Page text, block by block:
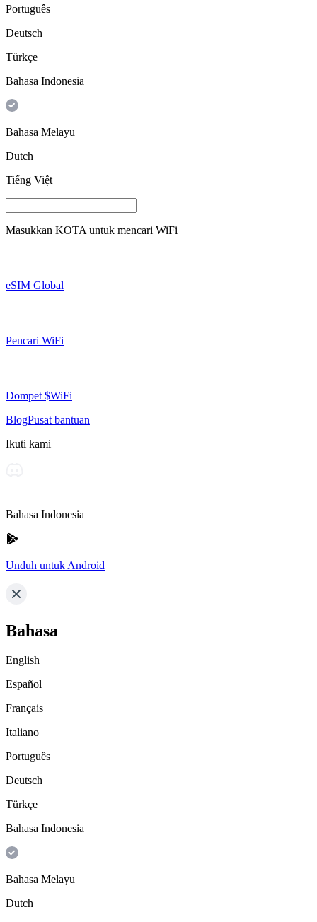
Português
Deutsch
Türkçe
Bahasa Indonesia
Bahasa Melayu
Dutch
Tiếng Việt
Masukkan KOTA untuk mencari WiFi
eSIM Global
Pencari WiFi
Dompet $WiFi
BlogPusat bantuan
Ikuti kami
Bahasa Indonesia
Unduh untuk Android
Bahasa
English
Español
Français
Italiano
Português
Deutsch
Türkçe
Bahasa Indonesia
Bahasa Melayu
Dutch